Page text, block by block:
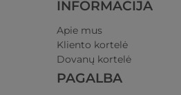
INFORMACIJA
Apie mus
Kliento kortelė
Dovanų kortelė
PAGALBA